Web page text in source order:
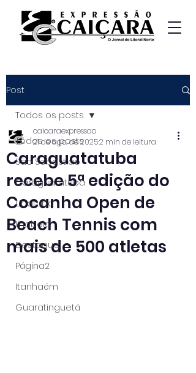
Post
Todos os posts
São Sebastião
Caraguatatuba
Ubatuba
Ilhabela
Destaque
Página2
Itanhaém
Guaratinguetá
Todos os posts
Caraguatatuba
recebe 5ª edição do
Cocanha Open de
Beach Tennis com
mais de 500 atletas
caicaraexpressao
21 de ago. de 20252 min de leitura